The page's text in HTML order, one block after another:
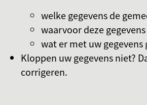
welke gegevens de
waarvoor deze
wat er met uw gegevens
Kloppen uw gegevens niet?
corrigeren.